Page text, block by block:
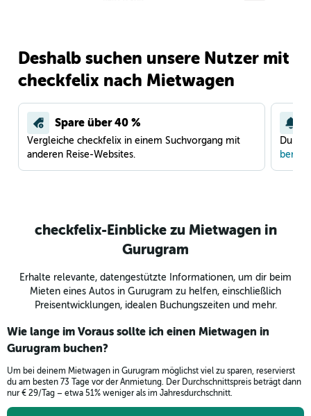
Deshalb suchen unsere Nutzer mit
checkfelix nach Mietwagen
Spare über 40 %
Vergleiche checkfelix in einem Suchvorgang mit
anderen Reise-Websites.
Du
checkfelix-Einblicke zu Mietwagen in
Gurugram
Erhalte relevante, datengestützte Informationen, um dir beim
Mieten eines Autos in Gurugram zu helfen, einschließlich
Preisentwicklungen, idealen Buchungszeiten und mehr.
Wie lange im Voraus sollte ich einen Mietwagen in
Gurugram buchen?
Um bei deinem Mietwagen in Gurugram möglichst viel zu sparen, reservierst
du am besten 73 Tage vor der Anmietung. Der Durchschnittspreis beträgt dann
nur € 29/Tag – etwa 51% weniger als im Jahresdurchschnitt.